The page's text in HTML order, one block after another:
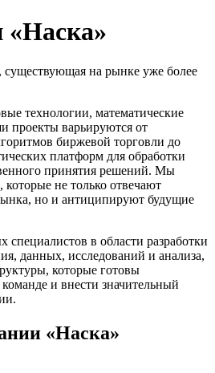
на рынке уже более
технологии, математические
проекты варьируются от
биржевой торговли до
платформ для обработки
принятия решений. Мы
не только отвечают
но и антиципируют будущие
в области разработки
данных, исследований и анализа,
которые готовы
и внести значительный
«Наска»